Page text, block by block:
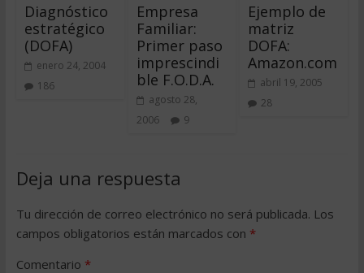
Diagnóstico
estratégico
(DOFA)
enero 24, 2004
186
Empresa
Familiar:
Primer paso
imprescindi
ble F.O.D.A.
agosto 28,
2006
9
Ejemplo de
matriz
DOFA:
Amazon.com
abril 19, 2005
28
Deja una respuesta
Tu dirección de correo electrónico no será publicada. Los
campos obligatorios están marcados con *
Comentario *